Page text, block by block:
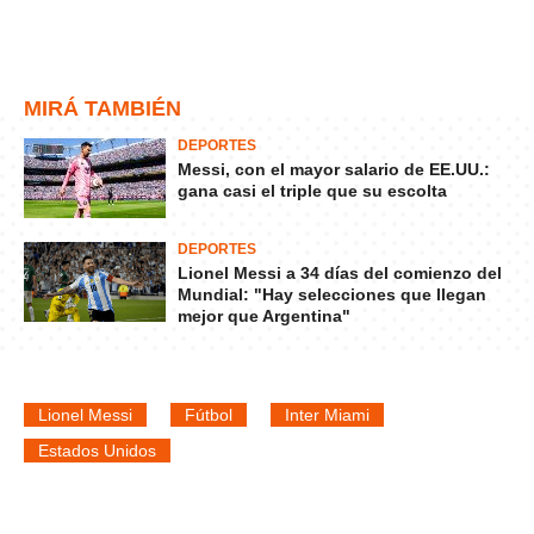
MIRÁ TAMBIÉN
DEPORTES
Messi, con el mayor salario de EE.UU.:
gana casi el triple que su escolta
DEPORTES
Lionel Messi a 34 días del comienzo del
Mundial: "Hay selecciones que llegan
mejor que Argentina"
Lionel Messi Fútbol
Inter Miami
Estados Unidos